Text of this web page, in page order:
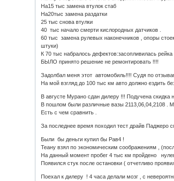
На15 тыс замена втулок стаб
На20тыс замена раздатки
25 тыс снова втулки
40 тыс начало смерти кислородных датчиков .
60 тыс замена рулевых наконечников , опоры
штуки)
К 70 тыс набралось дефектов:засопливилась
БЫЛО принято решение не ремонтировать !!!!
Задолбал меня этот автомобиль!!!! Судя по
На мой взгляд до 100 тыс км авто должно ездить
В августе Мурано сдан дилеру !!! Подучена скидка
В пошлом были различные вазы 2113,06,04,2108 .
Есть с чем сравнить .
За последнее время походил тест драйв Паджеро
Были бы деньги купил бы Рав4 !
Теану взял по экономическим соображениям ,
На данный момент пробег 4 тыс км пройдено
Появился стук после остановки ( отчетливо
Поехал к дилеру ! 4 часа делали мозг , с